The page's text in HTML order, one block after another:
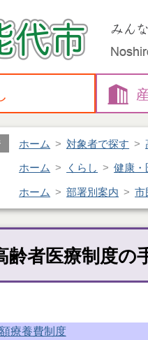
ホーム 対象者で探す
ホーム くらし 健康・
ホーム 部署別案内 市
齢者医療制度の
療養費制度